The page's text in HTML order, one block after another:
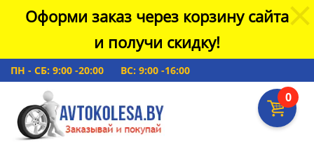
Оформи заказ через корзину сайта
и получи скидку!
ПН - СБ: 9:00 -20:00 ВС: 9:00 -16:00
0